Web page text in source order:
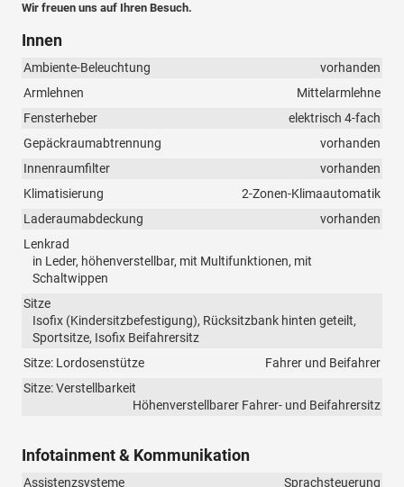
Wir freuen uns auf Ihren Besuch.
Innen
Ambiente-Beleuchtung
vorhanden
Armlehnen
Mittelarmlehne
Fensterheber
elektrisch 4-fach
Gepäckraumabtrennung
vorhanden
Innenraumfilter
vorhanden
Klimatisierung
2-Zonen-Klimaautomatik
Laderaumabdeckung
vorhanden
Lenkrad
in Leder, höhenverstellbar, mit Multifunktionen, mit
Schaltwippen
Sitze
Isofix (Kindersitzbefestigung), Rücksitzbank hinten geteilt,
Sportsitze, Isofix Beifahrersitz
Sitze: Lordosenstütze
Fahrer und Beifahrer
Sitze: Verstellbarkeit
Höhenverstellbarer Fahrer- und Beifahrersitz
Infotainment & Kommunikation
Assistenzsysteme Sprachsteuerung